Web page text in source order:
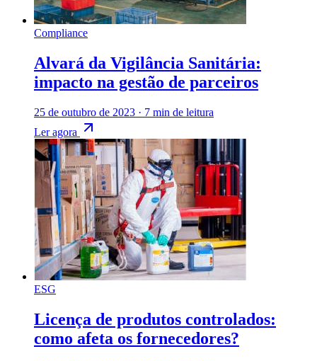
Compliance
Alvará da Vigilância Sanitária:
impacto na gestão de parceiros
25 de outubro de 2023 · 7 min de leitura
Ler agora
ESG
Licença de produtos controlados:
como afeta os fornecedores?